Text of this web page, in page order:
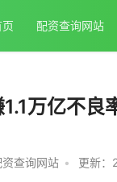
配资查询网站
万亿不
查询网站 • 更新：